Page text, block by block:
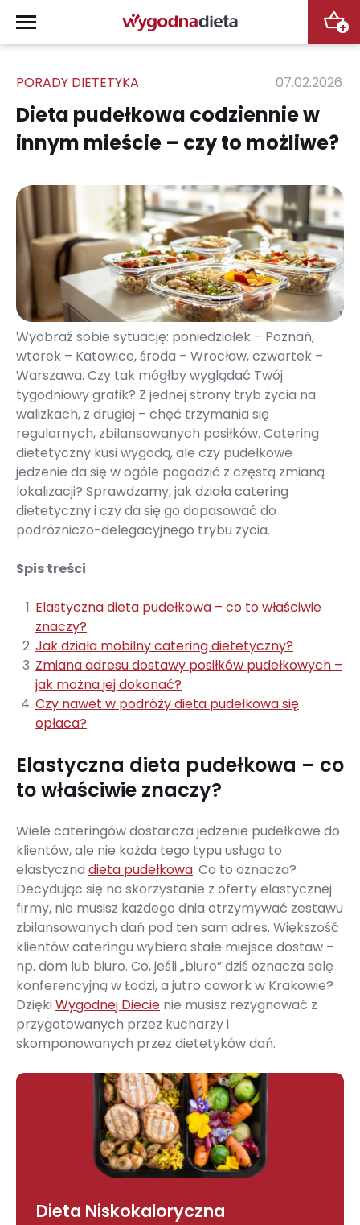
+
PORADY DIETETYKA 07.02.2026
Dieta pudełkowa codziennie w
innym mieście – czy to możliwe?
Wyobraź sobie sytuację: poniedziałek – Poznań,
wtorek – Katowice, środa – Wrocław, czwartek –
Warszawa. Czy tak mógłby wyglądać Twój
tygodniowy grafik? Z jednej strony tryb życia na
walizkach, z drugiej – chęć trzymania się
regularnych, zbilansowanych posiłków. Catering
dietetyczny kusi wygodą, ale czy pudełkowe
jedzenie da się w ogóle pogodzić z częstą zmianą
lokalizacji? Sprawdzamy, jak działa catering
dietetyczny i czy da się go dopasować do
podróżniczo-delegacyjnego trybu życia.
Spis treści
Elastyczna dieta pudełkowa – co to właściwie
znaczy?
Jak działa mobilny catering dietetyczny?
Zmiana adresu dostawy posiłków pudełkowych –
jak można jej dokonać?
Czy nawet w podróży dieta pudełkowa się
opłaca?
Elastyczna dieta pudełkowa – co
to właściwie znaczy?
Wiele cateringów dostarcza jedzenie pudełkowe do
klientów, ale nie każda tego typu usługa to
elastyczna dieta pudełkowa. Co to oznacza?
Decydując się na skorzystanie z oferty elastycznej
firmy, nie musisz każdego dnia otrzymywać zestawu
zbilansowanych dań pod ten sam adres. Większość
klientów cateringu wybiera stałe miejsce dostaw –
np. dom lub biuro. Co, jeśli „biuro” dziś oznacza salę
konferencyjną w Łodzi, a jutro cowork w Krakowie?
Dzięki Wygodnej Diecie nie musisz rezygnować z
przygotowanych przez kucharzy i
skomponowanych przez dietetyków dań.
Dieta Niskokaloryczna